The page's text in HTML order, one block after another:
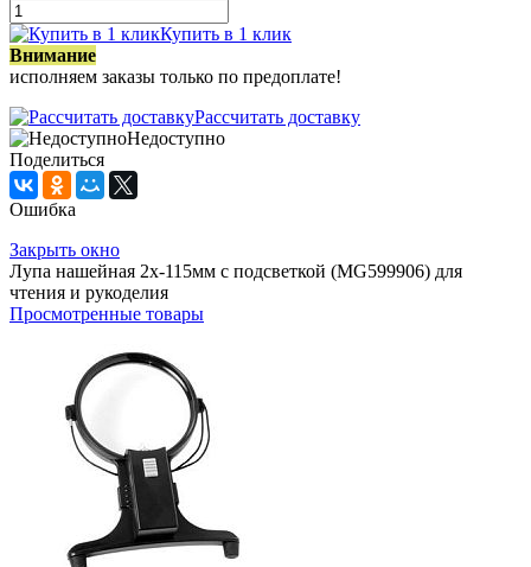
Купить в 1 клик
Внимание
исполняем заказы только по предоплате!
Рассчитать доставку
Недоступно
Поделиться
Ошибка
Закрыть окно
Лупа нашейная 2x-115мм с подсветкой (MG599906) для
чтения и рукоделия
Просмотренные товары